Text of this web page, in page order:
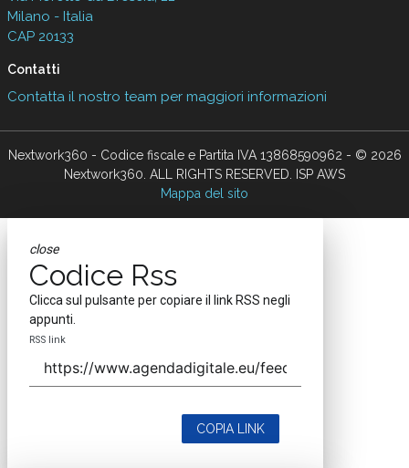
Milano - Italia
CAP 20133
Contatti
Contatta il nostro team per maggiori informazioni
Nextwork360 - Codice fiscale e Partita IVA 13868590962 - © 2026
Nextwork360. ALL RIGHTS RESERVED. ISP AWS
Mappa del sito
close
Codice Rss
Clicca sul pulsante per copiare il link RSS negli
appunti.
RSS link
COPIA LINK